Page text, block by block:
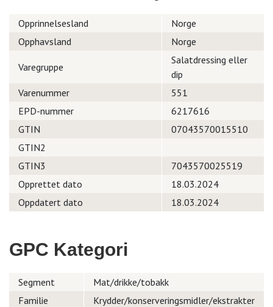
Opprinnelsesland
Norge
Opphavsland
Norge
Varegruppe
Salatdressing eller
dip
Varenummer
551
EPD-nummer
6217616
GTIN
07043570015510
GTIN2
GTIN3
7043570025519
Opprettet dato
18.03.2024
Oppdatert dato
18.03.2024
GPC Kategori
Segment
Mat/drikke/tobakk
Familie
Krydder/konserveringsmidler/ekstrakter